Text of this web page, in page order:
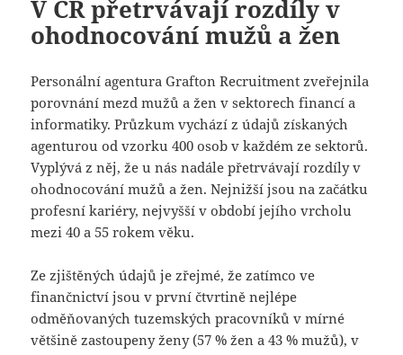
V ČR přetrvávají rozdíly v
ohodnocování mužů a žen
Personální agentura Grafton Recruitment zveřejnila
porovnání mezd mužů a žen v sektorech financí a
informatiky. Průzkum vychází z údajů získaných
agenturou od vzorku 400 osob v každém ze sektorů.
Vyplývá z něj, že u nás nadále přetrvávají rozdíly v
ohodnocování mužů a žen. Nejnižší jsou na začátku
profesní kariéry, nejvyšší v období jejího vrcholu
mezi 40 a 55 rokem věku.
Ze zjištěných údajů je zřejmé, že zatímco ve
finančnictví jsou v první čtvrtině nejlépe
odměňovaných tuzemských pracovníků v mírné
většině zastoupeny ženy (57 % žen a 43 % mužů), v